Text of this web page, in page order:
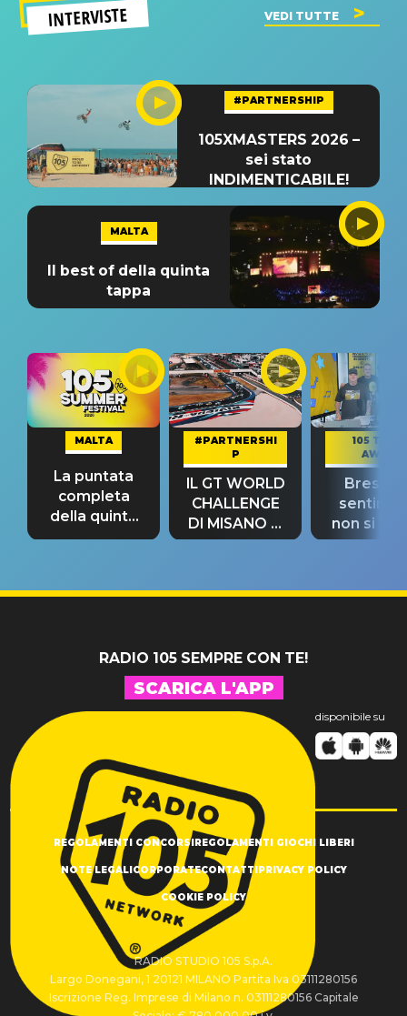
INTERVISTE VEDI TUTTE
#PARTNERSHIP
105XMASTERS 2026 –
sei stato
INDIMENTICABILE!
MALTA
Il best of della quinta
tappa
MALTA
La puntata
completa
della quinta
tappa
#PARTNERSHI
P
IL GT WORLD
CHALLENGE
DI MISANO si
riconferma
105 TAKE
AWAY
Bresh:
non si
fino alla
RADIO 105 SEMPRE CON TE!
SCARICA L'APP
disponibile su
REGOLAMENTI CONCORSI REGOLAMENTI GIOCHI LIBERI
NOTE LEGALI CORPORATECONTATTI PRIVACY POLICY
COOKIE POLICY
RADIO STUDIO 105 S.p.A.
Largo Donegani, 1 20121 MILANO Partita Iva 03111280156
Iscrizione Reg. Imprese di Milano n. 03111280156 Capitale